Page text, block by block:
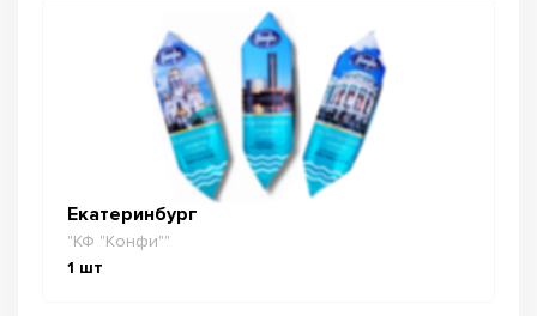
Екатеринбург
"КФ "Конфи""
1 шт